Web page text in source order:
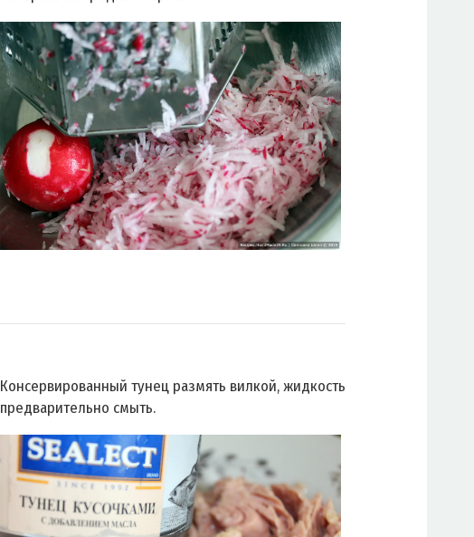
Консервированный тунец размять вилкой, жидкость
предварительно смыть.